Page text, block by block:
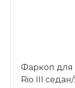
Фаркоп для
Rio III седан/